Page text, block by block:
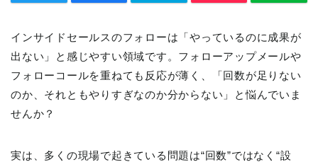
インサイドセールスのフォローは「やっているのに成果が
出ない」と感じやすい領域です。フォローアップメールや
フォローコールを重ねても反応が薄く、「回数が足りない
のか、それともやりすぎなのか分からない」と悩んでいま
せんか？
実は、多くの現場で起きている問題は“回数”ではなく“設